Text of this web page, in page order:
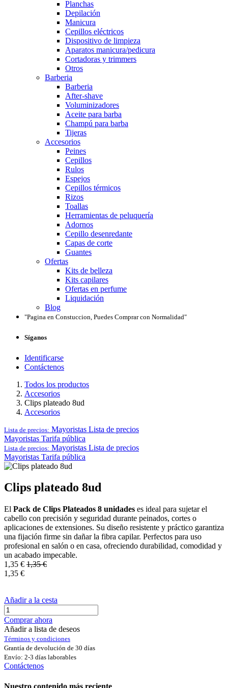
Planchas
Depilación
Manicura
Cepillos eléctricos
Dispositivo de limpieza
Aparatos manicura/pedicura
Cortadoras y trimmers
Otros
Barberia
Barberia
After-shave
Voluminizadores
Aceite para barba
Champú para barba
Tijeras
Accesorios
Peines
Cepillos
Rulos
Espejos
Cepillos térmicos
Rizos
Toallas
Herramientas de peluquería
Adornos
Cepillo desenredante
Capas de corte
Guantes
Ofertas
Kits de belleza
Kits capilares
Ofertas en perfume
Liquidación
Blog
"Pagina en Constuccion, Puedes Comprar con Normalidad"
Síganos
Identificarse
Contáctenos
Todos los productos
Accesorios
Clips plateado 8ud
Accesorios
Lista de precios: Mayoristas Lista de precios
Mayoristas Tarifa pública
Lista de precios: Mayoristas Lista de precios
Mayoristas Tarifa pública
Clips plateado 8ud
El Pack de Clips Plateados 8 unidades es ideal para sujetar el
cabello con precisión y seguridad durante peinados, cortes o
aplicaciones de extensiones. Su diseño resistente y práctico garantiza
una fijación firme sin dañar la fibra capilar. Perfectos para uso
profesional en salón o en casa, ofreciendo durabilidad, comodidad y
un acabado impecable.
1,35 € 1,35€
1,35 €
Añadir a la cesta
Comprar ahora
Añadir a lista de deseos
Términos y condiciones
Grantía de devolución de 30 días
Envío: 2-3 días laborables
Contáctenos
Nuestro contenido más reciente